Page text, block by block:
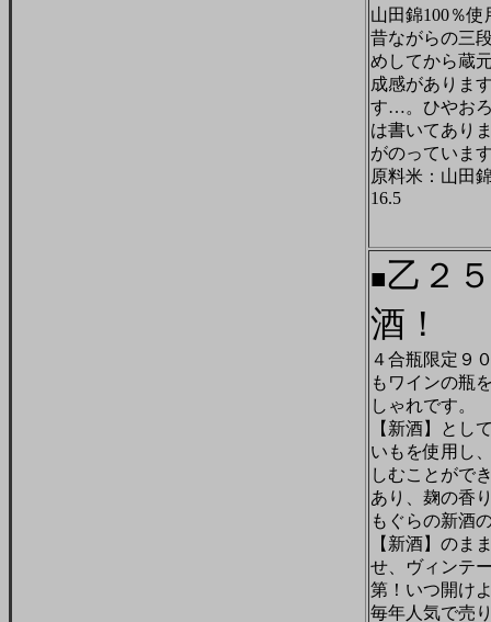
山田錦100％
昔ながらの三
めしてから蔵
成感がありま
す…。ひやお
は書いてあり
がのっていま
原料米：山田
16.5
■乙２
酒！
４合瓶限定９
もワインの瓶
しゃれです。
【新酒】とし
いもを使用し
しむことがで
あり、麹の香
もぐらの新酒
【新酒】のま
せ、ヴィンテ
第！いつ開け
毎年人気で売